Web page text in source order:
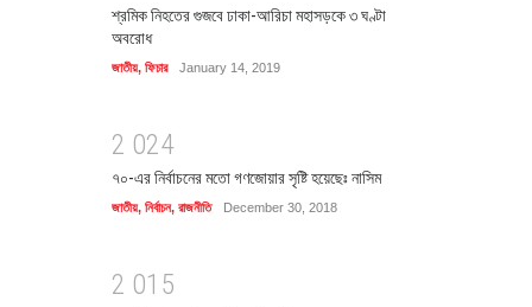
শ্রমিক নিহতের গুজবে ঢাকা-আরিচা মহাসড়কে ৩ ঘণ্টা
অবরোধ
জাতীয়, ফিচার January 14, 2019
2 024
৭০-এর নির্বাচনের মতো গণজোয়ার সৃষ্টি হয়েছেঃ নাসিম
জাতীয়, নির্বাচন, রাজনীতি December 30, 2018
2 01 5